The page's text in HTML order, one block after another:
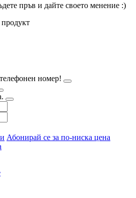
пръв и дайте своето менение :)
продукт
номер!
Абонирай се за по-ниска цена